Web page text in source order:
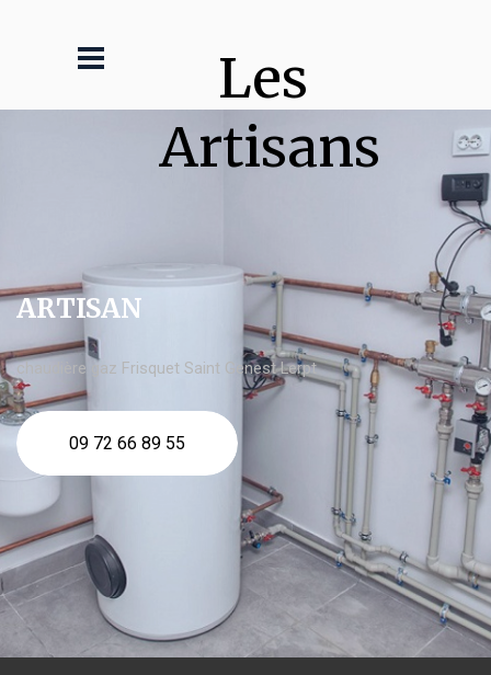
Les
Artisans
ARTISAN
chaudière gaz Frisquet Saint Genest Lerpt
09 72 66 89 55